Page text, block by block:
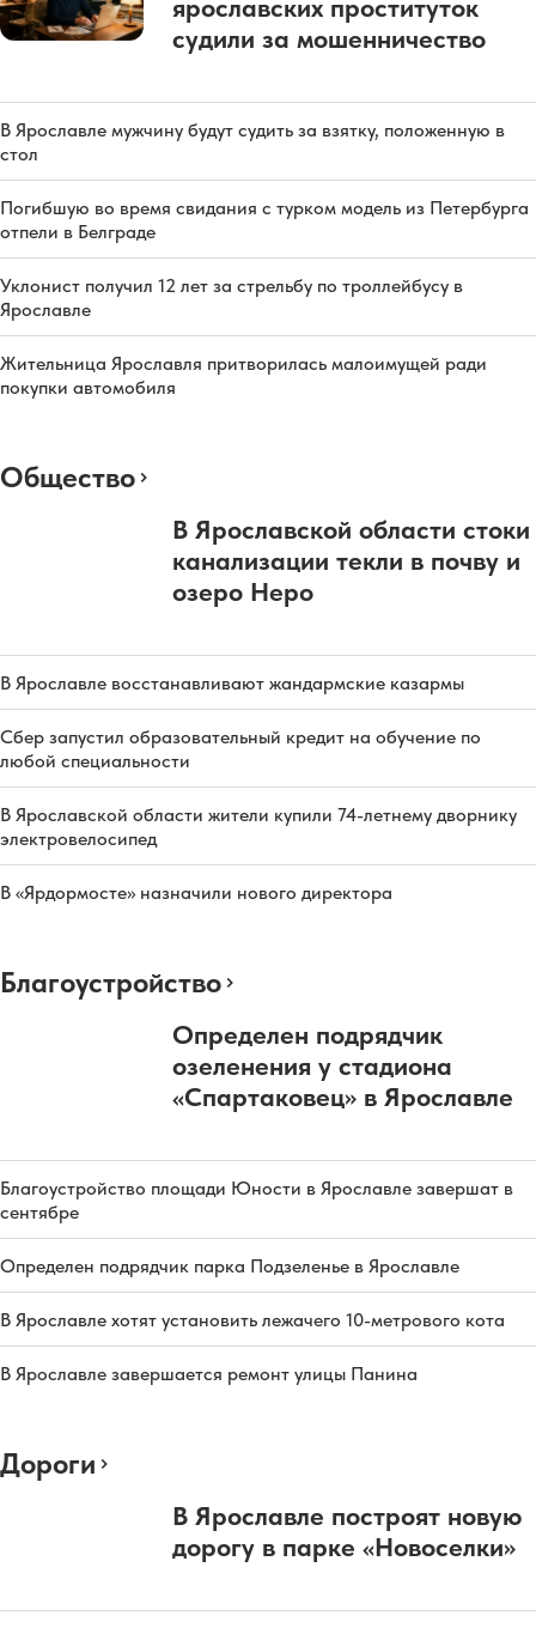
ярославских проституток
судили за мошенничество
В Ярославле мужчину будут судить за взятку, положенную в
стол
Погибшую во время свидания с турком модель из Петербурга
отпели в Белграде
Уклонист получил 12 лет за стрельбу по троллейбусу в
Ярославле
Жительница Ярославля притворилась малоимущей ради
покупки автомобиля
Общество
В Ярославской области стоки
канализации текли в почву и
озеро Неро
В Ярославле восстанавливают жандармские казармы
Сбер запустил образовательный кредит на обучение по
любой специальности
В Ярославской области жители купили 74-летнему дворнику
электровелосипед
В «Ярдормосте» назначили нового директора
Благоустройство
Определен подрядчик
озеленения у стадиона
«Спартаковец» в Ярославле
Благоустройство площади Юности в Ярославле завершат в
сентябре
Определен подрядчик парка Подзеленье в Ярославле
В Ярославле хотят установить лежачего 10-метрового кота
В Ярославле завершается ремонт улицы Панина
Дороги
В Ярославле построят новую
дорогу в парке «Новоселки»